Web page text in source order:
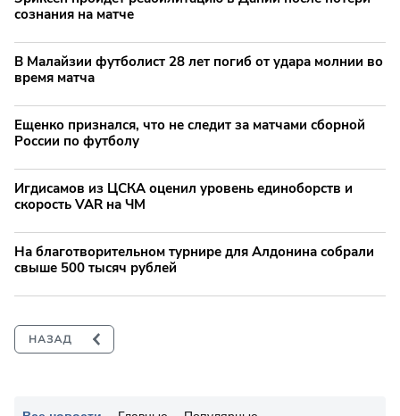
сознания на матче
В Малайзии футболист 28 лет погиб от удара молнии во
время матча
Ещенко признался, что не следит за матчами сборной
России по футболу
Игдисамов из ЦСКА оценил уровень единоборств и
скорость VAR на ЧМ
На благотворительном турнире для Алдонина собрали
свыше 500 тысяч рублей